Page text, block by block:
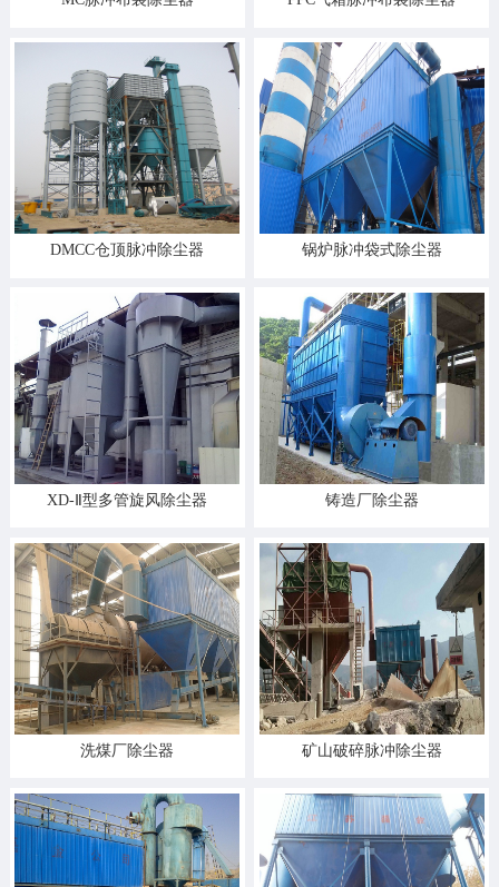
DMCC仓顶脉冲除尘器 锅炉脉冲袋式除尘器
XD-Ⅱ型多管旋风除尘器 铸造厂除尘器
洗煤厂除尘器 矿山破碎脉冲除尘器